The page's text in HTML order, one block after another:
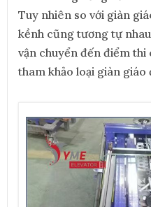
Tuy nhiên so với giàn
kềnh cũng tương tự
vận chuyển đến điểm
tham khảo loại giàn giáo